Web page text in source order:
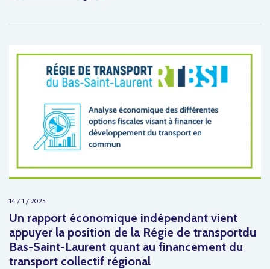
14 / 1 / 2025
Un rapport économique indépendant vient
appuyer la position de la Régie de transportdu
Bas-Saint-Laurent quant au financement du
transport collectif régional